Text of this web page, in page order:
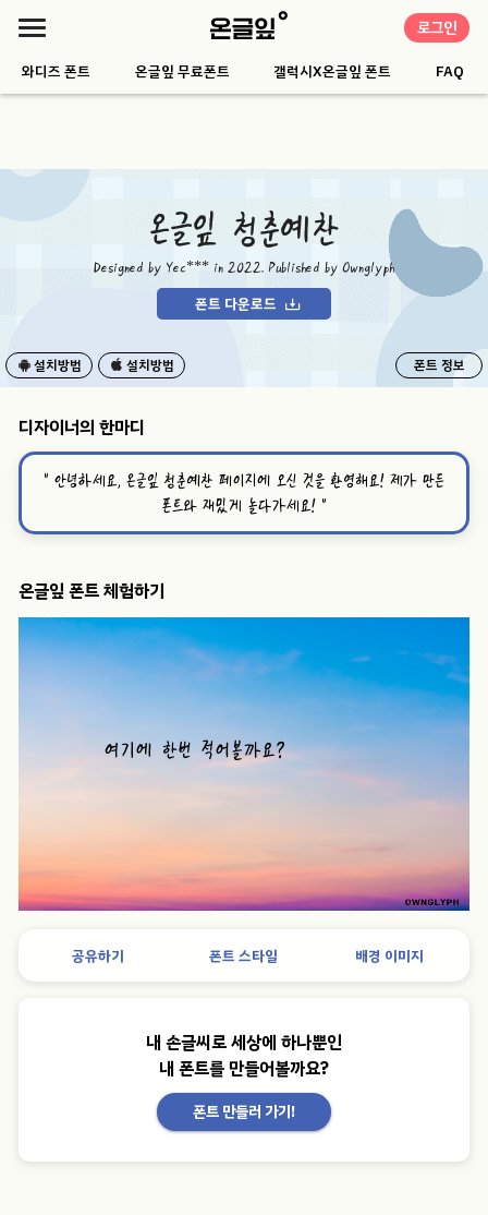
로그인
와디즈 폰트 온글잎 무료폰트 갤럭시X온글잎 폰트 FAQ
온글잎 청춘예찬
Designed by Yec*** in 2022. Published by Ownglyph
폰트 다운로드
설치방법 설치방법 폰트 정보
디자이너의 한마디
“ 안녕하세요, 온글잎 청춘예찬 페이지에 오신 것을 환영해요! 제가 만든
폰트와 재밌게 놀다가세요!”
온글잎 폰트 체험하기
공유하기 폰트 스타일 배경 이미지
내 손글씨로 세상에 하나뿐인
내 폰트를 만들어볼까요?
폰트 만들러 가기!